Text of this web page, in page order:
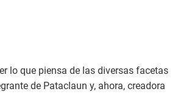
lo que piensa de las diversas facetas
de Pataclaun y, ahora, creadora